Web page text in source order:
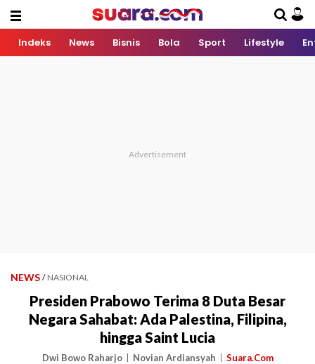
Indeks News Bisnis Bola Sport Lifestyle
NEWS / NASIONAL
Presiden Prabowo Terima 8 Duta Besar
Negara Sahabat: Ada Palestina, Filipina,
hingga Saint Lucia
Dwi Bowo Raharjo Novian Ardiansyah Suara.Com